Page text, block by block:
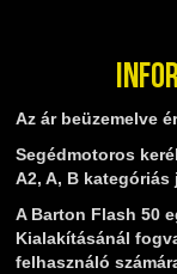
Az ár beüzemelve
Segédmotoros
A2, A, B
A Barton Flash 50
Kialakításánál
felhasználó